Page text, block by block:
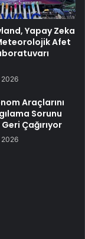
Yapay Zeka
Afet
2026
Araçlarını
Sorunu
Çağırıyor
2026